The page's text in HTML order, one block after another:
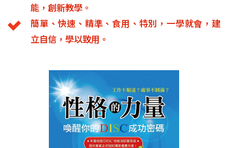
能，創新教學。
簡單、快速、精準、食用、特別，一學就會，建
立自信，學以致用。